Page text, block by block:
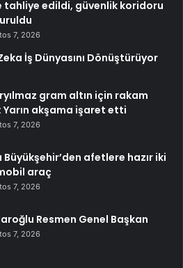
tahliye edildi, güvenlik koridoru
7, 2026
İş Dünyasını Dönüştürüyor
gram altın için rakam
Yarın akşama işaret etti
7, 2026
Büyükşehir’den afetlere hazır iki
araç
7, 2026
Resmen Genel Başkan
7, 2026